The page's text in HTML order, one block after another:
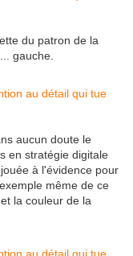
du patron de la
gauche.
aucun doute le
en stratégie digitale
à l'évidence pour
même de ce
la couleur de la